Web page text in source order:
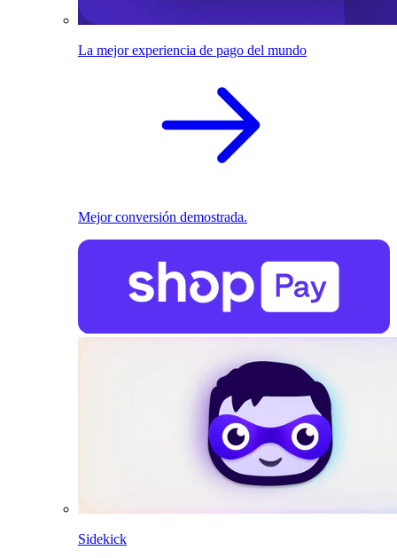
La mejor experiencia de pago del mundo
Mejor conversión demostrada.
Sidekick